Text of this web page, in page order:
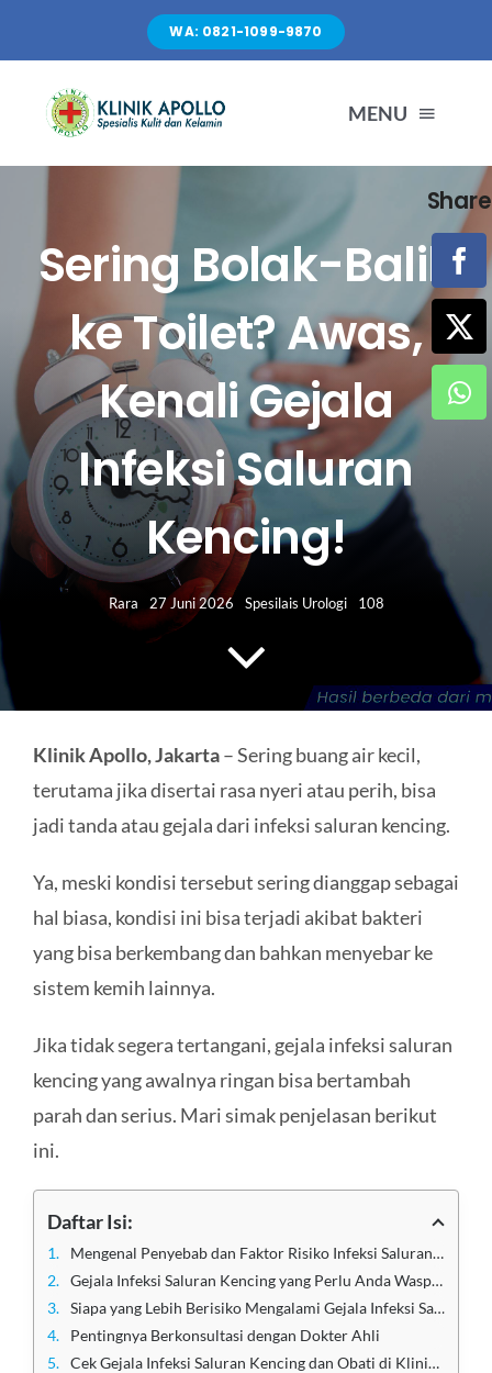
content
WA: 0821-1099-9870
MENU
LAYANAN
FASILITAS
ARTIKEL
HUBUNGI KAMI
Search
Sering Bolak-Balik
ke Toilet? Awas,
Kenali Gejala
Infeksi Saluran
Kencing!
Rara 27 Juni 2026 Spesilais Urologi 108
Klinik Apollo, Jakarta– Sering buang air kecil,
terutama jika disertai rasa nyeri atau perih, bisa
jadi tanda atau gejala dari infeksi saluran kencing.
Ya, meski kondisi tersebut sering dianggap sebagai
hal biasa, kondisi ini bisa terjadi akibat bakteri
yang bisa berkembang dan bahkan menyebar ke
sistem kemih lainnya.
Jika tidak segera tertangani, gejala infeksi saluran
kencing yang awalnya ringan bisa bertambah
parah dan serius. Mari simak penjelasan berikut
ini.
Daftar Isi:
Mengenal Penyebab dan Faktor Risiko Infeksi Saluran Kencing
Gejala Infeksi Saluran Kencing yang Perlu Anda Waspadai
Siapa yang Lebih Berisiko Mengalami Gejala Infeksi Saluran Kencing?
Pentingnya Berkonsultasi dengan Dokter Ahli
Cek Gejala Infeksi Saluran Kencing dan Obati di Klinik Apollo Jakarta
Share